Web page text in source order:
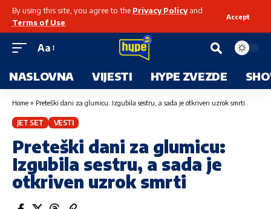
By using this site, you agree to the Privacy Policyand
Terms of Use
Accept
Aa
NASLOVNA VIJESTI HYPE ZVEZDE
Home » Preteški dani za glumicu: Izgubila sestru, a sada je otkriven uzrok smrti
JET SET VESTI
Preteški dani za glumicu:
Izgubila sestru, a sada je
otkriven uzrok smrti